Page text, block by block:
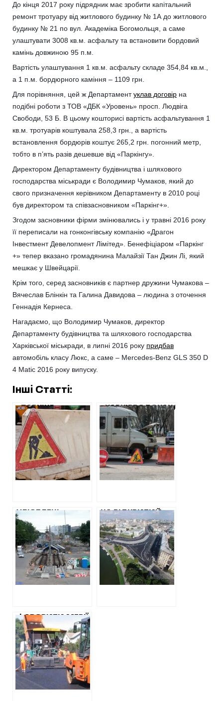
До кінця 2017 року підрядник має зробити капітальний
ремонт тротуару від житлового будинку № 1А до житлового
будинку № 21 по вул. Академіка Богомольця, а саме
улаштувати 3008 кв.м. асфальту та встановити бордовий
камінь довжиною 95 п.м.
Вартість улаштування 1 кв.м. асфальту складе 354,84 кв.м.,
а 1 п.м. бордюрного каміння – 1109 грн.
Для порівняння, цей ж Департаментуклав договір на
подібні роботи з ТОВ «ДБК «Уровень» просп. Людвіга
Свободи, 53 Б. В цьому кошторисі вартість асфальтування 1
кв.м. тротуарів коштувала 258,3 грн., а вартість
встановлення бордюрів коштує 265,2 грн. погонний метр,
тобто в п’ять разів дешевше від «Паркінгу».
Директором Департаменту будівництва і шляхового
господарства міськради є Володимир Чумаков, який до
свого призначення керівником Департаменту в 2010 році
був директором та співзасновником «Паркінг+».
Згодом засновники фірми змінювались і у травні 2016 року
її переписали на гонконгівську компанію «Драгон
Інвестмент Девелопмент Лімітед». Бенефіціаром «Паркінг
+» тепер вказано громадянина Малайзії Тан Джин Лі, який
мешкає у Швейцарії.
Крім того, серед засновників є партнер дружини Чумакова –
Вячеслав Блінкін та Галина Давидова – людина з оточення
Геннадія Кернеса.
Нагадаємо, що Володимир Чумаков, директор
Департаменту будівництва та шляхового господарства
Харківської міськради, в липні 2016 року придбав
автомобіль класу Люкс, а саме – Mercedes-Benz GLS 350 D
4 Matic 2016 року випуску.
Інші Статті:
«ПАРКІНГ+»
ДОКИНУЛИ 20
МІЛЬЙОНІВ НА
ДОДАТКОВІ
РОБОТИ НА
МОСКОВСЬКОМУ
ПРОСПЕКТІ
«ХАРКІВВОДОКАНАЛ»
ЗАМОВИВ
УЛЮБЛЕНЦЯМ
КЕРНЕСА
НЕЙМОВІРНО
ДОРОГИЙ
РЕМОНТ ДОРОГИ
УЛЮБЛЕНІ
ДОРОЖНИКИ
КЕРНЕСА
ОТРИМАЛИ ЩЕ
МАЙЖЕ 150
МІЛЬЙОНІВ НА
РЕМОНТ
МОСКОВСЬКОГО
НА ВІДКРИТИЙ
ПІСЛЯ
РЕКОНСТРУКЦІЇ
МАЙДАН
ПАВЛІВСЬКИЙ
“ДОКИНУЛИ” ЩЕ
1,5 МІЛЬЙОНА
ГРИВЕНЬ
ФАВОРИТИ МЕРІЇ
ВІДРЕМОНТУЮТЬ
ТРОТУАРИ ТА
ВНУТРІШНЬОКВАРТАЛЬНІ
ДОРОГИ ВДВІЧІ
ДОРОЖЧЕ, НІЖ
ІНШІ
ПІДРЯДНИКИ